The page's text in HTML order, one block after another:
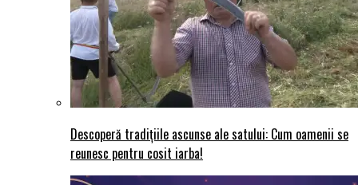
Descoperă tradițiile ascunse ale satului: Cum oamenii se
reunesc pentru cosit iarba!